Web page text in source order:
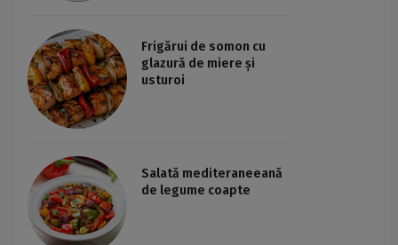
Frigărui de somon cu
glazură de miere și
usturoi
Salată mediteraneeană
de legume coapte